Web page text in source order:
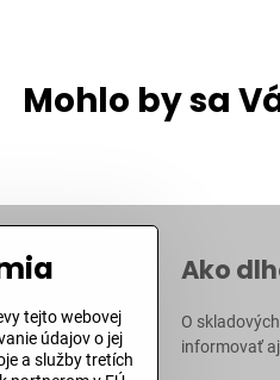
Mohlo by sa
Ako
O
informovať aj
tejto webovej
údajov o jej
a služby tretích